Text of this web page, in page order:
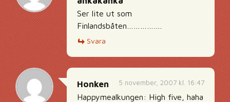
Ser lite ut som
Finlandsbåten…………….
Svara
5 november, 2007 kl. 16:47
Honken
Happymealkungen: High five, haha